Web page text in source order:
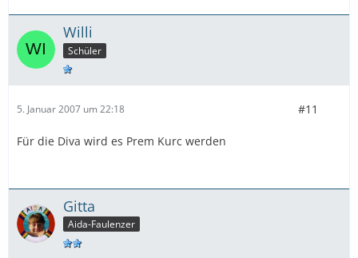
Willi
Schüler
5. Januar 2007 um 22:18 #11
Für die Diva wird es Prem Kurc werden
Gitta
Aida-Faulenzer